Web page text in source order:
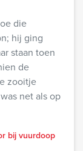
die
hij ging
staan toen
de
zooitje
net als op
bij vuurdoop